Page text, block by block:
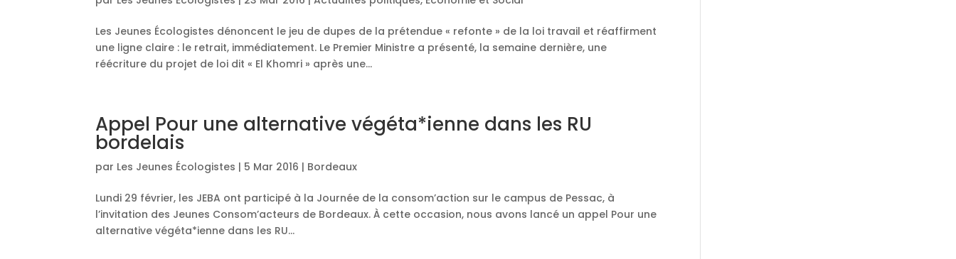
Les Jeunes Écologistes dénoncent le jeu de dupes de la prétendue « refonte » de la loi travail et réaffirment
une ligne claire : le retrait, immédiatement. Le Premier Ministre a présenté, la semaine dernière, une
réécriture du projet de loi dit « El Khomri » après une...
Appel Pour une alternative végéta*ienne dans les RU
bordelais
par Les Jeunes Écologistes | 5 Mar 2016 | Bordeaux
Lundi 29 février, les JEBA ont participé à la Journée de la consom’action sur le campus de Pessac, à
l’invitation des Jeunes Consom’acteurs de Bordeaux. À cette occasion, nous avons lancé un appel Pour une
alternative végéta*ienne dans les RU...